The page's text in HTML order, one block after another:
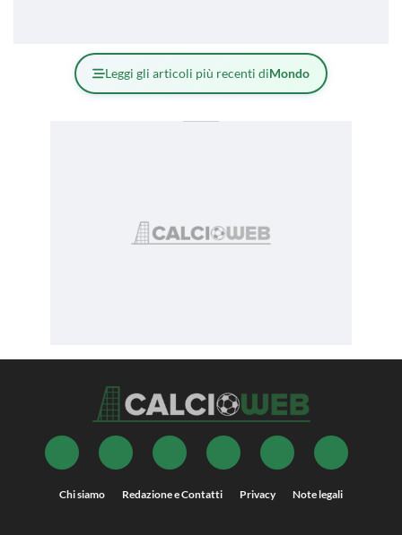
Leggi gli articoli più recenti diMondo
Chi siamo Redazione e Contatti Privacy Note legali